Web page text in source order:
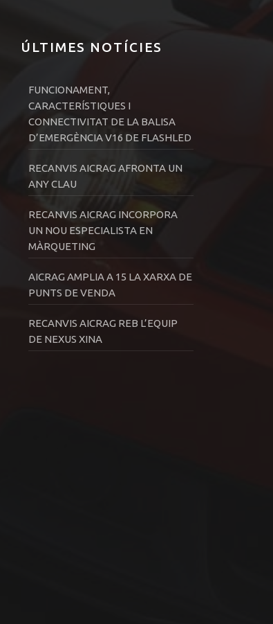
ÚLTIMES NOTÍCIES
FUNCIONAMENT,
CARACTERÍSTIQUES I
CONNECTIVITAT DE LA BALISA
D’EMERGÈNCIA V16 DE FLASHLED
RECANVIS AICRAG AFRONTA UN
ANY CLAU
RECANVIS AICRAG INCORPORA
UN NOU ESPECIALISTA EN
MÀRQUETING
AICRAG AMPLIA A 15 LA XARXA DE
PUNTS DE VENDA
RECANVIS AICRAG REB L’EQUIP
DE NEXUS XINA